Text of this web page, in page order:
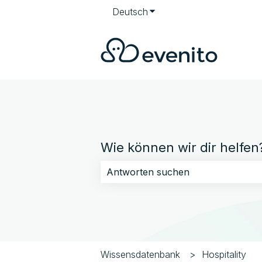
Deutsch Untermenü für
Wie können wir dir
Wissensdatenbank Hospitality